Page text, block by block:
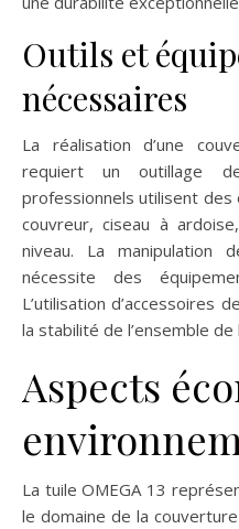
Outils et
nécessaires
La réalisation d’une
requiert un outillage
professionnels utilisent
couvreur, ciseau à
niveau. La manipulation
nécessite des
L’utilisation d’accessoires
la stabilité de l’ensemble
Aspects
La tuile OMEGA 13
le domaine de la